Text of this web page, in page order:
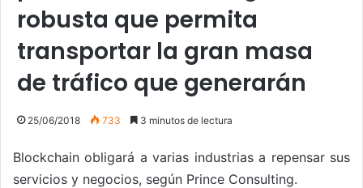
robusta que permita
transportar la gran masa
de tráfico que generarán
25/06/2018 733 3 minutos de lectura
Blockchain obligará a varias industrias a repensar sus
servicios y negocios, según Prince Consulting.